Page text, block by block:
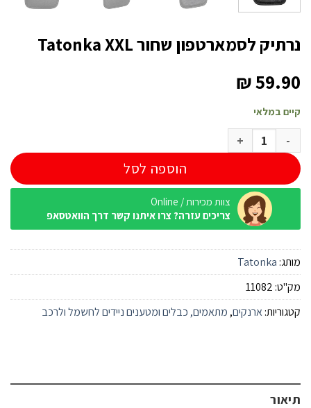
נרתיק לסמארטפון שחור Tatonka XXL
₪59.90
קיים במלאי
כמות של נרתיק לסמארטפון שחור Tatonka XXL
הוספה לסל
צוות מכירות / Online
צריכים עזרה? צרו איתנו קשר דרך הוואטסאפ
מותג: Tatonka
מק"ט: 11082
קטגוריות:ארנקים, מתאמים, כבלים ומטענים ניידים לחשמל ולרכב
תיאור